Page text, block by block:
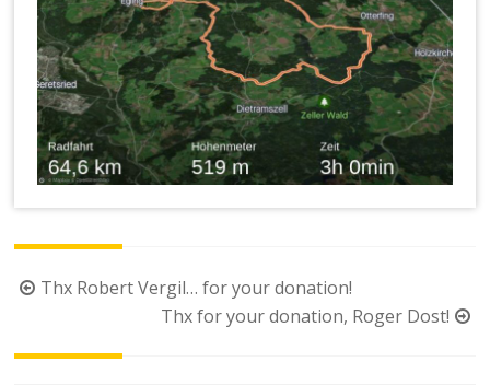
Beitragsnavigation
Thx Robert Vergil… for your donation!
Thx for your donation, Roger Dost!